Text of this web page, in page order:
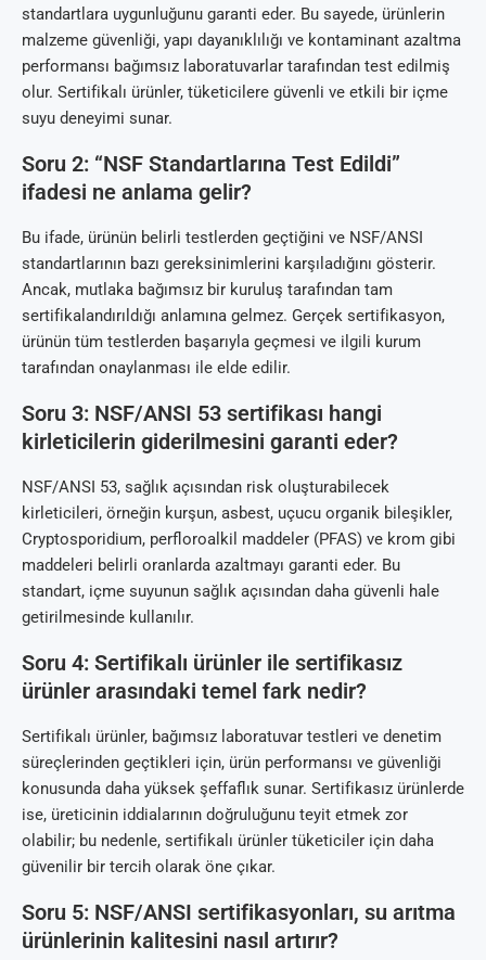
standartlara uygunluğunu garanti eder. Bu sayede, ürünlerin
malzeme güvenliği, yapı dayanıklılığı ve kontaminant azaltma
performansı bağımsız laboratuvarlar tarafından test edilmiş
olur. Sertifikalı ürünler, tüketicilere güvenli ve etkili bir içme
suyu deneyimi sunar.
Soru 2: “NSF Standartlarına Test Edildi”
ifadesi ne anlama gelir?
Bu ifade, ürünün belirli testlerden geçtiğini ve NSF/ANSI
standartlarının bazı gereksinimlerini karşıladığını gösterir.
Ancak, mutlaka bağımsız bir kuruluş tarafından tam
sertifikalandırıldığı anlamına gelmez. Gerçek sertifikasyon,
ürünün tüm testlerden başarıyla geçmesi ve ilgili kurum
tarafından onaylanması ile elde edilir.
Soru 3: NSF/ANSI 53 sertifikası hangi
kirleticilerin giderilmesini garanti eder?
NSF/ANSI 53, sağlık açısından risk oluşturabilecek
kirleticileri, örneğin kurşun, asbest, uçucu organik bileşikler,
Cryptosporidium, perfloroalkil maddeler (PFAS) ve krom gibi
maddeleri belirli oranlarda azaltmayı garanti eder. Bu
standart, içme suyunun sağlık açısından daha güvenli hale
getirilmesinde kullanılır.
Soru 4: Sertifikalı ürünler ile sertifikasız
ürünler arasındaki temel fark nedir?
Sertifikalı ürünler, bağımsız laboratuvar testleri ve denetim
süreçlerinden geçtikleri için, ürün performansı ve güvenliği
konusunda daha yüksek şeffaflık sunar. Sertifikasız ürünlerde
ise, üreticinin iddialarının doğruluğunu teyit etmek zor
olabilir; bu nedenle, sertifikalı ürünler tüketiciler için daha
güvenilir bir tercih olarak öne çıkar.
Soru 5: NSF/ANSI sertifikasyonları, su arıtma
ürünlerinin kalitesini nasıl artırır?